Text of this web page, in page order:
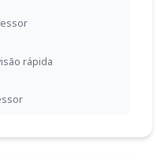
rápida